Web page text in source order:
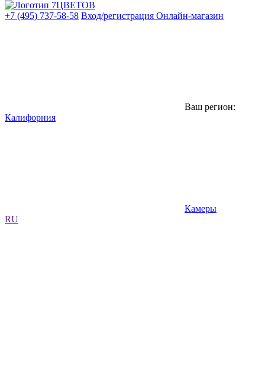
+7 (495) 737-58-58 Вход/регистрация Онлайн-магазин
Ваш регион:
Калифорния
Камеры
RU